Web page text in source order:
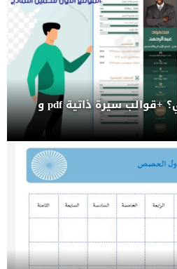
كيفية كتابة CV احترافي؟ +قوالب سيرة ذاتية pdf و